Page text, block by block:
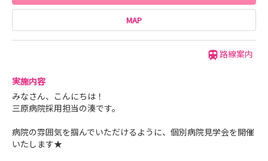
MAP
路線案内
実施内容
みなさん、こんにちは！
三原病院採用担当の湊です。
病院の雰囲気を掴んでいただけるように、個別病院見学会を開催
いたします★